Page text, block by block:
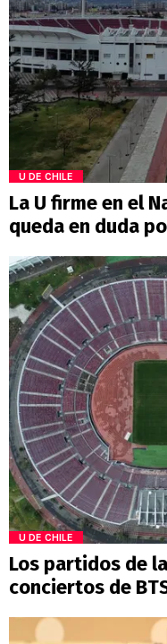
U DE CHILE
La U firme en el
queda en duda
U DE CHILE
Los partidos de
conciertos de